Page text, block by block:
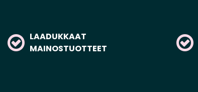
LAADUKKAAT
MAINOSTUOTTEET